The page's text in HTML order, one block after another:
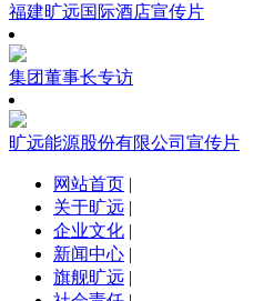
福建旷远国际酒店宣传片
集团董事长专访
旷远能源股份有限公司宣传片
网站首页 |
关于旷远 |
企业文化 |
新闻中心 |
旗舰旷远 |